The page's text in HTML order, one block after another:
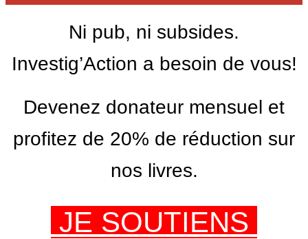
Ni pub, ni subsides.
Investig’Action a besoin de vous!
Devenez donateur mensuel et
profitez de 20% de réduction sur
nos livres.
JE SOUTIENS